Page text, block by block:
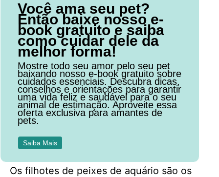
Você ama seu pet?
Então baixe nosso e-
book gratuito e saiba
como cuidar dele da
melhor forma!
Mostre todo seu amor pelo seu pet
baixando nosso e-book gratuito sobre
cuidados essenciais. Descubra dicas,
conselhos e orientações para garantir
uma vida feliz e saudável para o seu
animal de estimação. Aproveite essa
oferta exclusiva para amantes de
pets.
Saiba Mais
Os filhotes de peixes de aquário são os